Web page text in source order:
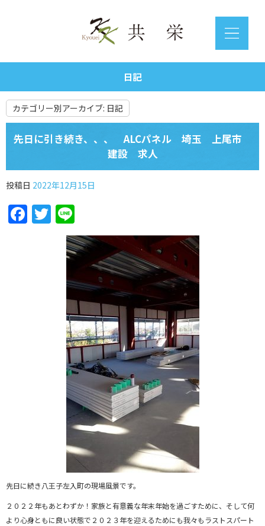
日記
カテゴリー別アーカイブ: 日記
先日に引き続き、、、 ALCパネル 埼玉 上尾市
建設 求人
投稿日 2022年12月15日
Facebook
Twitter
先日に続き八王子左入町の現場風景です。
２０２２年もあとわずか！家族と有意義な年末年始を過ごすために、そして何
より心身ともに良い状態で２０２３年を迎えるためにも我々もラストスパート